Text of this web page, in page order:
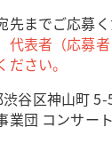
までご応募く
表者（応募
さい。
谷区神山町 5-
業団 コンサー